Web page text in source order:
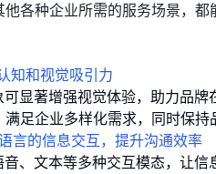
各种企业所需的服务场景，
知和视觉吸引力
显著增强视觉体验，助力品
足企业多样化需求，同时保持
言的信息交互，提升沟通效率
、文本等多种交互模态，让